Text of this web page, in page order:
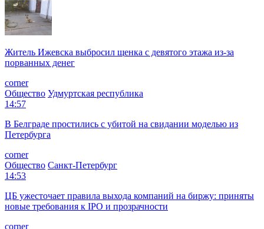
Житель Ижевска выбросил щенка с девятого этажа из-за
порванных денег
corner
Общество Удмуртская республика
14:57
В Белграде простились с убитой на свидании моделью из
Петербурга
corner
Общество Санкт-Петербург
14:53
ЦБ ужесточает правила выхода компаний на биржу: приняты
новые требования к IPO и прозрачности
corner